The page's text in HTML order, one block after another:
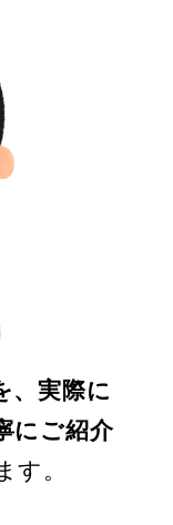
、実際に
にご紹介
す。